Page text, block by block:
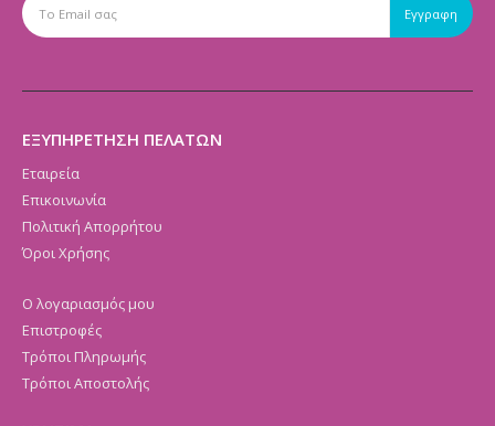
ΕΞΥΠΗΡΕΤΗΣΗ ΠΕΛΑΤΩΝ
Εταιρεία
Επικοινωνία
Πολιτική Απορρήτου
Όροι Χρήσης
Ο λογαριασμός μου
Επιστροφές
Τρόποι Πληρωμής
Τρόποι Αποστολής